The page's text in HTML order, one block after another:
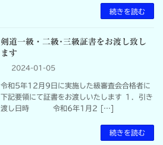
続きを読む
剣道一級・二級･三級証書をお渡し致し
ます
2024-01-05
令和5年12月9日に実施した級審査会合格者に
下記要領にて証書をお渡しいたします １．引き
渡し日時 令和6年1月2 […]
続きを読む